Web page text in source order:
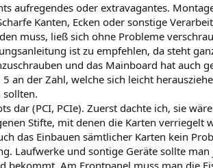
aufregendes oder extravagantes.
Kanten, Ecken oder sonstige
muss, ließ sich ohne Probleme
ist zu empfehlen, da steht
und das Mainboard hat auch
an der Zahl, welche sich leicht
sollten.
dar (PCI, PCIe). Zuerst dachte ich, sie
Stifte, mit denen die Karten
das Einbauen sämtlicher Karten kein
Laufwerke und sontige Geräte sollte
Am Frontpanel muss man die